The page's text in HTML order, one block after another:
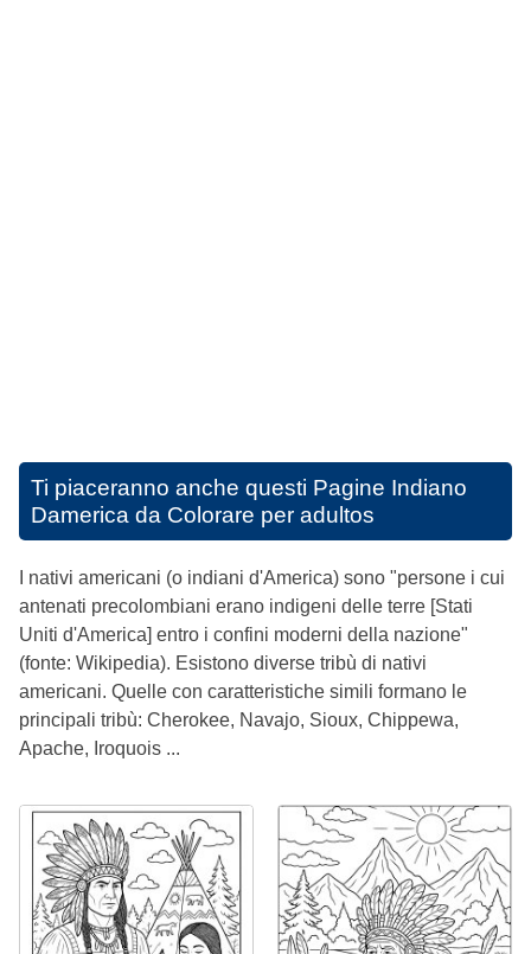
Ti piaceranno anche questi Pagine Indiano
Damerica da Colorare per adultos
I nativi americani (o indiani d'America) sono "persone i cui
antenati precolombiani erano indigeni delle terre [Stati
Uniti d'America] entro i confini moderni della nazione"
(fonte: Wikipedia). Esistono diverse tribù di nativi
americani. Quelle con caratteristiche simili formano le
principali tribù: Cherokee, Navajo, Sioux, Chippewa,
Apache, Iroquois ...